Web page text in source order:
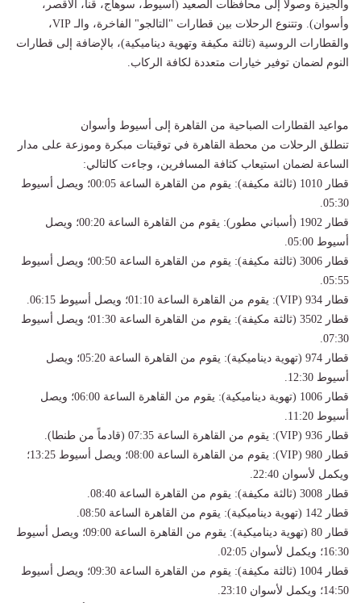
والجيزة وصولاً إلى محافظات الصعيد (أسيوط، سوهاج، قنا، الأقصر،
وأسوان). وتتنوع الرحلات بين قطارات "التالجو" الفاخرة، والـ VIP،
والقطارات الروسية (ثالثة مكيفة وتهوية ديناميكية)، بالإضافة إلى قطارات
النوم لضمان توفير خيارات متعددة لكافة الركاب.
مواعيد القطارات الصباحية من القاهرة إلى أسيوط وأسوان
تنطلق الرحلات من محطة القاهرة في توقيتات مبكرة وموزعة على مدار
الساعة لضمان استيعاب كثافة المسافرين، وجاءت كالتالي:
قطار 1010 (ثالثة مكيفة): يقوم من القاهرة الساعة 00:05؛ ويصل أسيوط
05:30.
قطار 1902 (أسباني مطور): يقوم من القاهرة الساعة 00:20؛ ويصل
أسيوط 05:00.
قطار 3006 (ثالثة مكيفة): يقوم من القاهرة الساعة 00:50؛ ويصل أسيوط
05:55.
قطار 934 (VIP): يقوم من القاهرة الساعة 01:10؛ ويصل أسيوط 06:15.
قطار 3502 (ثالثة مكيفة): يقوم من القاهرة الساعة 01:30؛ ويصل أسيوط
07:30.
قطار 974 (تهوية ديناميكية): يقوم من القاهرة الساعة 05:20؛ ويصل
أسيوط 12:30.
قطار 1006 (تهوية ديناميكية): يقوم من القاهرة الساعة 06:00؛ ويصل
أسيوط 11:20.
قطار 936 (VIP): يقوم من القاهرة الساعة 07:35 (قادماً من طنطا).
قطار 980 (VIP): يقوم من القاهرة الساعة 08:00؛ ويصل أسيوط 13:25؛
ويكمل لأسوان 22:40.
قطار 3008 (ثالثة مكيفة): يقوم من القاهرة الساعة 08:40.
قطار 142 (تهوية ديناميكية): يقوم من القاهرة الساعة 08:50.
قطار 80 (تهوية ديناميكية): يقوم من القاهرة الساعة 09:00؛ ويصل أسيوط
16:30؛ ويكمل لأسوان 02:05.
قطار 1004 (ثالثة مكيفة): يقوم من القاهرة الساعة 09:30؛ ويصل أسيوط
14:50؛ ويكمل لأسوان 23:10.